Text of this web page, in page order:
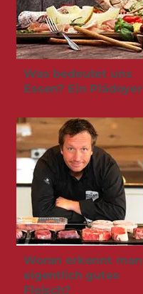
Was bedeutet uns
Essen? Ein Plädoyer
Woran erkennt man
eigentlich gutes
Fleisch?